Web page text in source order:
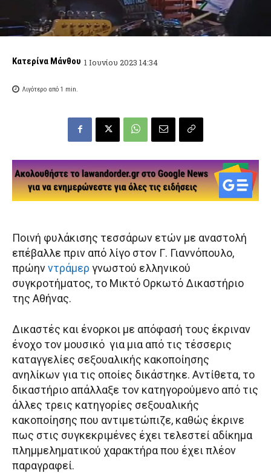
Κατερίνα Μάνθου 1 Ιουνίου 2023 14:34
Λιγότερο από 1 min.
Ποινή φυλάκισης τεσσάρων ετών με αναστολή
επέβαλλε πριν από λίγο στον Γ. Γιαννόπουλο,
πρώηνντράμερ γνωστού ελληνικού
συγκροτήματος, το Μικτό Ορκωτό Δικαστήριο
της Αθήνας.
Δικαστές και ένορκοι με απόφασή τους έκριναν
ένοχο τον μουσικό για μια από τις τέσσερις
καταγγελίες σεξουαλικής κακοποίησης
ανηλίκων για τις οποίες δικάστηκε. Αντίθετα, το
δικαστήριο απάλλαξε τον κατηγορούμενο από τις
άλλες τρεις κατηγορίες σεξουαλικής
κακοποίησης που αντιμετώπιζε, καθώς έκρινε
πως στις συγκεκριμένες έχει τελεστεί αδίκημα
πλημμεληματικού χαρακτήρα που έχει πλέον
παραγραφεί.